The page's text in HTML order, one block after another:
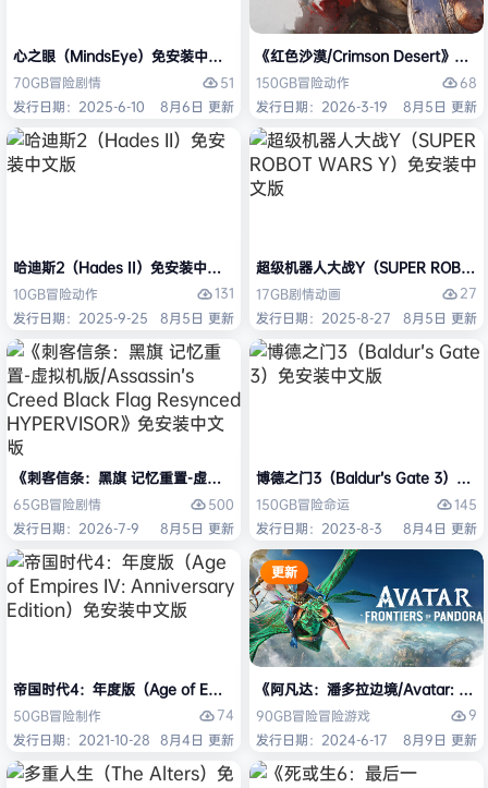
心之眼（MindsEye）免安装中文版
70GB冒险剧情
51
发行日期：2025-6-10
8月6日 更新
《红色沙漠/Crimson Desert》免安
150GB冒险动作
68
发行日期：2026-3-19
8月5日 更新
哈迪斯2（Hades II）免安装中文版
10GB冒险动作
131
发行日期：2025-9-25
8月5日 更新
超级机器人大战Y（SUPER
17GB剧情动画
27
发行日期：2025-8-27
8月5日 更新
《刺客信条：黑旗 记忆重置-虚拟机版/Assassin’s Creed Black Flag
65GB冒险剧情
500
发行日期：2026-7-9
8月5日 更新
博德之门3（Baldur’s Gate 3）免安
150GB冒险命运
145
发行日期：2023-8-3
8月4日 更新
帝国时代4：年度版（Age of Empires IV: Anniversary Edition）免安装
50GB冒险制作
74
发行日期：2021-10-28 8月4日 更新
更新
《阿凡达：潘多拉边境/Avatar:
90GB冒险冒险游戏
9
发行日期：2024-6-17
8月9日 更新